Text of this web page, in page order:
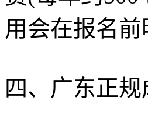
用会在报名
四、广东正